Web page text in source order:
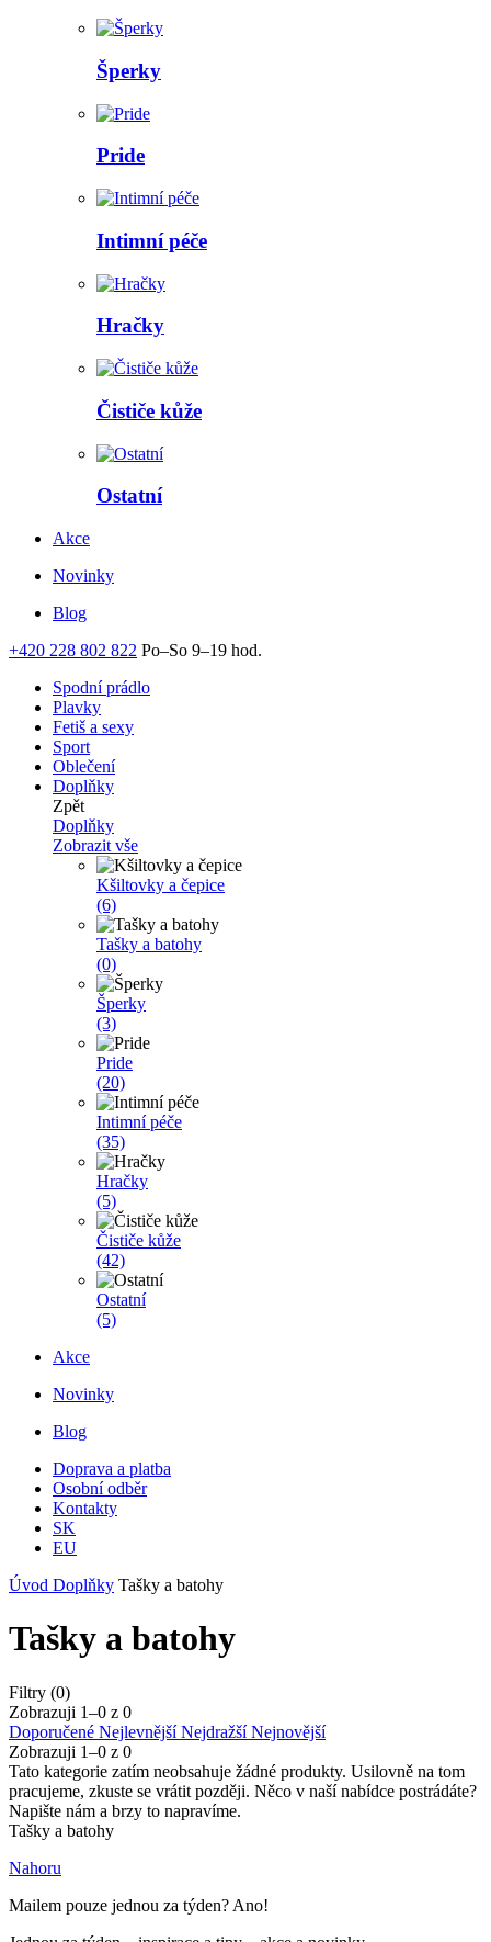
Šperky
Pride
Intimní péče
Hračky
Čističe kůže
Ostatní
Akce
Novinky
Blog
+420 228 802 822 Po–So 9–19 hod.
Spodní prádlo
Plavky
Fetiš a sexy
Sport
Oblečení
Doplňky
Zpět
Doplňky
Zobrazit vše
Kšiltovky a čepice
(6)
Tašky a batohy
(0)
Šperky
(3)
Pride
(20)
Intimní péče
(35)
Hračky
(5)
Čističe kůže
(42)
Ostatní
(5)
Akce
Novinky
Blog
Doprava a platba
Osobní odběr
Kontakty
SK
EU
Úvod Doplňky Tašky a batohy
Tašky a batohy
Filtry (0)
Zobrazuji 1–0 z 0
Doporučené NejlevnějšíNejdražšíNejnovější
Zobrazuji 1–0 z 0
Tato kategorie zatím neobsahuje žádné produkty. Usilovně na tom
pracujeme, zkuste se vrátit později. Něco v naší nabídce postrádáte?
Napište nám a brzy to napravíme.
Tašky a batohy
Nahoru
Mailem pouze jednou za týden? Ano!